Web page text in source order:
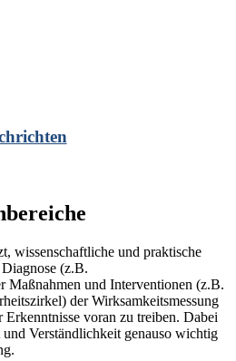
wissenschaftliche und praktische
(z.B.
Maßnahmen und Interventionen (z.B.
der Wirksamkeitsmessung
voran zu treiben. Dabei
Verständlichkeit genauso wichtig